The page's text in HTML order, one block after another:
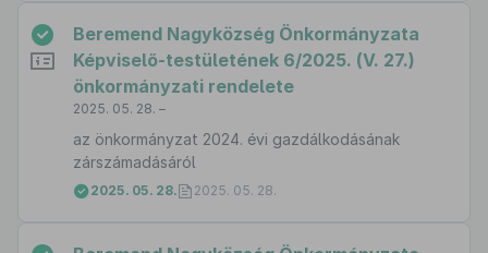
Beremend Nagyközség Önkormányzata
Képviselő-testületének 6/2025. (V. 27.)
önkormányzati rendelete
2025. 05. 28. –
az önkormányzat 2024. évi gazdálkodásának
zárszámadásáról
2025. 05. 28. 2025. 05. 28.